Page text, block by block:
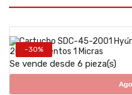
-30%
Se vende desde 6 pieza(s)